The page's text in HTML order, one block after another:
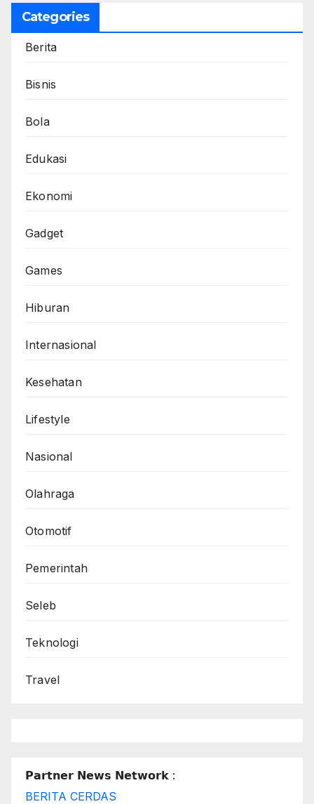
Categories
Berita
Bisnis
Bola
Edukasi
Ekonomi
Gadget
Games
Hiburan
Internasional
Kesehatan
Lifestyle
Nasional
Olahraga
Otomotif
Pemerintah
Seleb
Teknologi
Travel
𝗣𝗮𝗿𝘁𝗻𝗲𝗿 𝗡𝗲𝘄𝘀 𝗡𝗲𝘁𝘄𝗼𝗿𝗸 :
BERITA CERDAS